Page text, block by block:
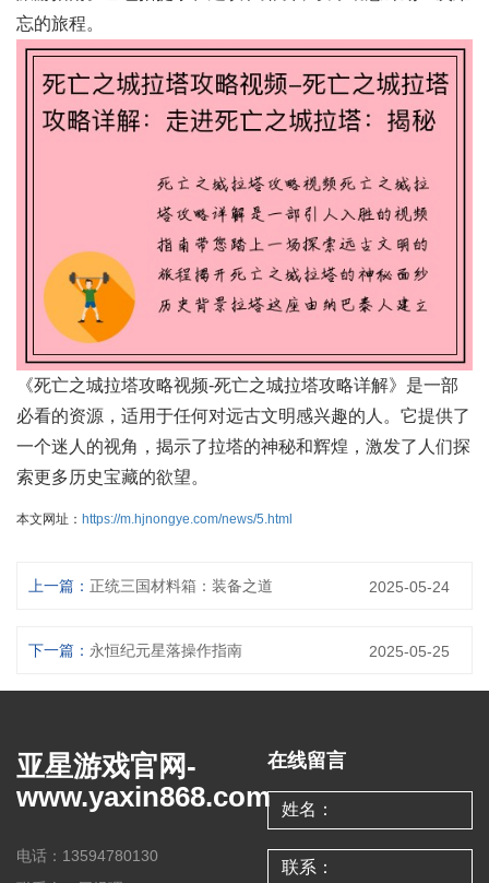
忘的旅程。
《死亡之城拉塔攻略视频-死亡之城拉塔攻略详解》是一部
必看的资源，适用于任何对远古文明感兴趣的人。它提供了
一个迷人的视角，揭示了拉塔的神秘和辉煌，激发了人们探
索更多历史宝藏的欲望。
本文网址： https://m.hjnongye.com/news/5.html
上一篇： 正统三国材料箱：装备之道 2025-05-24
下一篇： 永恒纪元星落操作指南 2025-05-25
亚星游戏官网-
www.yaxin868.com
电话：13594780130
在线留言